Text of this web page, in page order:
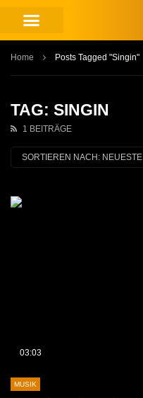
Home Posts Tagged "Singin"
TAG: SINGIN
1 BEITRÄGE
SORTIEREN NACH: NEUESTE
03:03
MUSIK